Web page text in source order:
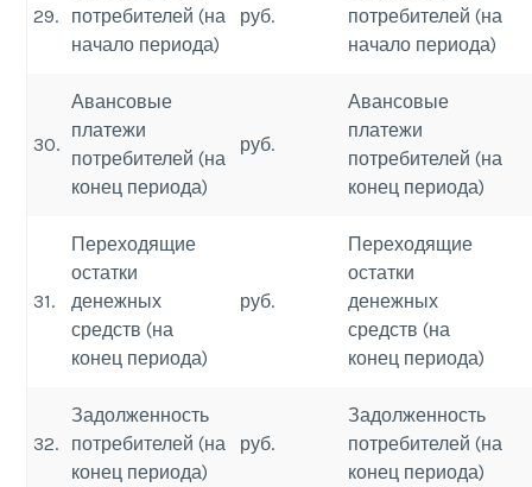
29.
потребителей (на
начало периода)
руб.
потребителей (на
начало периода)
30.
Авансовые
платежи
потребителей (на
конец периода)
руб.
Авансовые
платежи
потребителей (на
конец периода)
31.
Переходящие
остатки
денежных
средств (на
конец периода)
руб.
Переходящие
остатки
денежных
средств (на
конец периода)
32.
Задолженность
потребителей (на
конец периода)
руб.
Задолженность
потребителей (на
конец периода)